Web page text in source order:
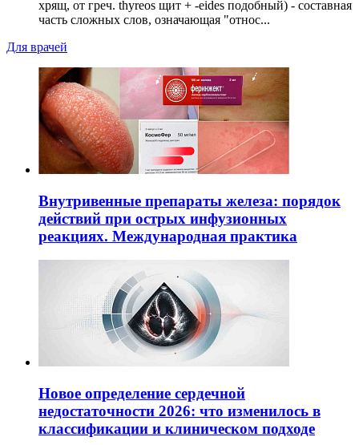
хрящ, от греч. thyreos щит + -eides подобный) - составная
часть сложных слов, означающая "относ...
Для врачей
Внутривенные препараты железа: порядок
действий при острых инфузионных
реакциях. Международная практика
Новое определение сердечной
недостаточности 2026: что изменилось в
классификации и клиническом подходе